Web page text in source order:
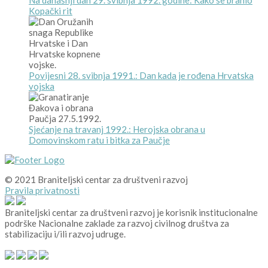
Kopački rit
Povijesni 28. svibnja 1991.: Dan kada je rođena Hrvatska
vojska
Sjećanje na travanj 1992.: Herojska obrana u
Domovinskom ratu i bitka za Paučje
© 2021 Braniteljski centar za društveni razvoj
Pravila privatnosti
Braniteljski centar za društveni razvoj je korisnik institucionalne
podrške Nacionalne zaklade za razvoj civilnog društva za
stabilizaciju i/ili razvoj udruge.